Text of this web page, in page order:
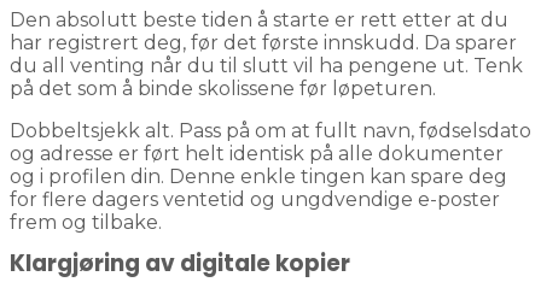
Den absolutt beste tiden å starte er rett etter at du
har registrert deg, før det første innskudd. Da sparer
du all venting når du til slutt vil ha pengene ut. Tenk
på det som å binde skolissene før løpeturen.
Dobbeltsjekk alt. Pass på om at fullt navn, fødselsdato
og adresse er ført helt identisk på alle dokumenter
og i profilen din. Denne enkle tingen kan spare deg
for flere dagers ventetid og ungdvendige e-poster
frem og tilbake.
Klargjøring av digitale kopier